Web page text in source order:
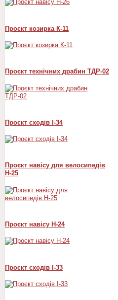
Проєкт козирка К-11
Проєкт технічних драбин ТДР-02
Проєкт сходів I-34
Проєкт навісу для велосипедів
Н-25
Проєкт навісу Н-24
Проєкт сходів I-33